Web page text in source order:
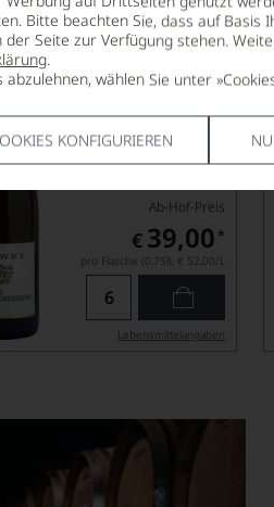
Bitte beachten Sie, dass auf
der Seite zur Verfügung stehen.
.
abzulehnen, wählen Sie unter
KONFIGURIEREN
Ab-Hof-Preis
€ 39,00 *
pro Flasche (0.75l), € 52,00/L
Lebensmittel­angaben